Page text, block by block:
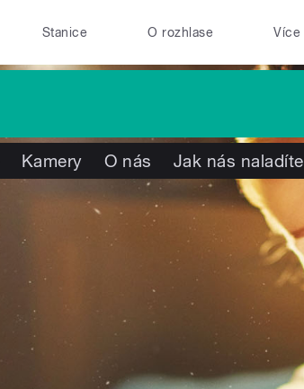
Stanice O rozhlase Více
Kamery O nás Jak nás naladíte